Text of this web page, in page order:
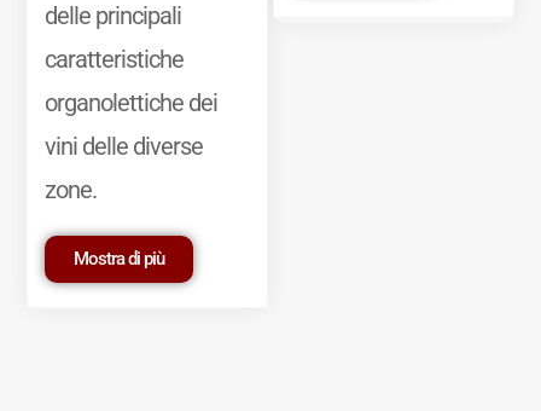
delle principali
caratteristiche
organolettiche dei
vini delle diverse
zone.
Mostra di più